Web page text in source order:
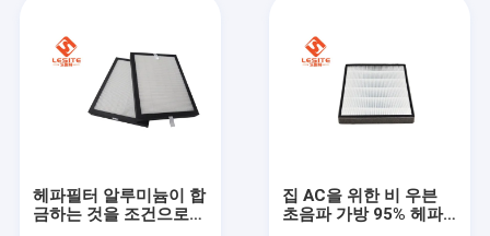
헤파필터 알루미늄이 합
금하는 것을 조건으로
집 AC을 위한 비 우븐
초음파 가방 95% 헤파